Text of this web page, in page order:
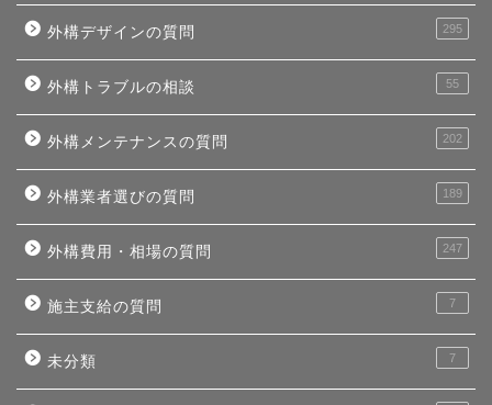
外構デザインの質問 295
外構トラブルの相談 55
外構メンテナンスの質問 202
外構業者選びの質問 189
外構費用・相場の質問 247
施主支給の質問 7
未分類 7